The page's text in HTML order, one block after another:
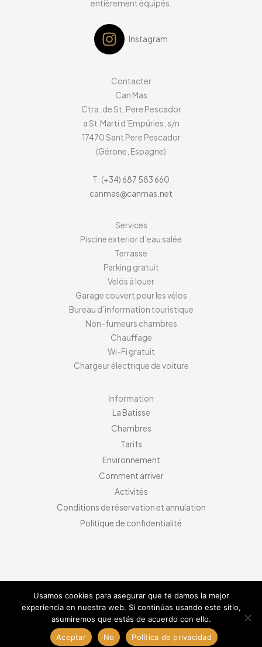
entièrement équipés.
Instagram
Contacter
Can Mas
Ctra. de St. Pere Pescador
a St.Martí d’Empúries, s/n
17470Sant Pere Pescador
(Gérone, Espagne)
T: (+34) 687 583 660
canmas@canmas.net
Services
Piscine exterior d’eau salée
Terrasse
Parking gratuit
Velós à louer
Garage couvert pour les vélos
Bureau d’information touristique
Non-fumeurs chambres
Chauffage
Wi-Fi gratuit
Chargeur électrique de voiture
Information
La Batisse
Chambres
Tarifs
Environnement
Comment arriver
Activités
Conditions de réservation et annulation
Politique de confidentialité
Copyright © 2026 CAN MAS | CRAE
Usamos cookies para asegurar que te damos la mejor
experiencia en nuestra web. Si continúas usando este sitio,
asumiremos que estás de acuerdo con ello.
Aceptar
No Política de privacidad